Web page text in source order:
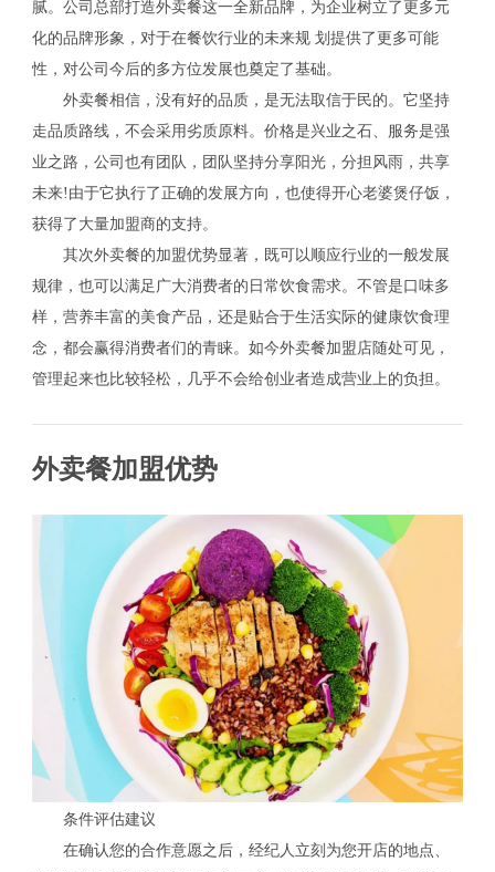
腻。公司总部打造外卖餐这一全新品牌，为企业树立了更多元
化的品牌形象，对于在餐饮行业的未来规 划提供了更多可能
性，对公司今后的多方位发展也奠定了基础。
外卖餐相信，没有好的品质，是无法取信于民的。它坚持
走品质路线，不会采用劣质原料。价格是兴业之石、服务是强
业之路，公司也有团队，团队坚持分享阳光，分担风雨，共享
未来!由于它执行了正确的发展方向，也使得开心老婆煲仔饭，
获得了大量加盟商的支持。
其次外卖餐的加盟优势显著，既可以顺应行业的一般发展
规律，也可以满足广大消费者的日常饮食需求。不管是口味多
样，营养丰富的美食产品，还是贴合于生活实际的健康饮食理
念，都会赢得消费者们的青睐。如今外卖餐加盟店随处可见，
管理起来也比较轻松，几乎不会给创业者造成营业上的负担。
外卖餐加盟优势
条件评估建议
在确认您的合作意愿之后，经纪人立刻为您开店的地点、